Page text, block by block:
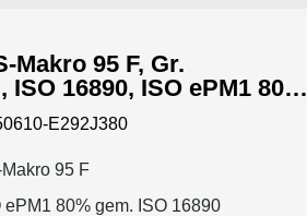
Makro 95 F, Gr.
16890, ISO ePM1 80%,
Dichtung: einseitig,
E292J380
95 F
ePM1 80% gem. ISO 16890